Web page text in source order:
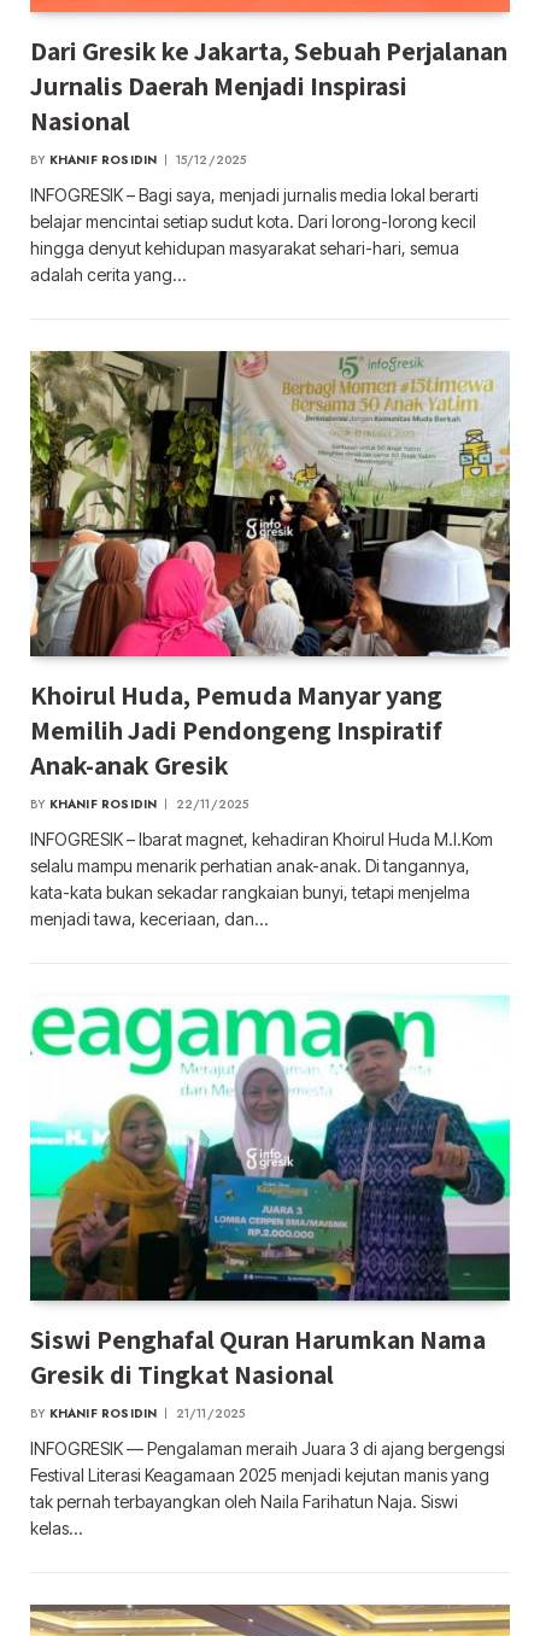
Dari Gresik ke Jakarta, Sebuah Perjalanan
Jurnalis Daerah Menjadi Inspirasi
Nasional
BY KHANIF ROSIDIN 15/12/2025
INFOGRESIK – Bagi saya, menjadi jurnalis media lokal berarti
belajar mencintai setiap sudut kota. Dari lorong-lorong kecil
hingga denyut kehidupan masyarakat sehari-hari, semua
adalah cerita yang…
Khoirul Huda, Pemuda Manyar yang
Memilih Jadi Pendongeng Inspiratif
Anak-anak Gresik
BY KHANIF ROSIDIN 22/11/2025
INFOGRESIK – Ibarat magnet, kehadiran Khoirul Huda M.I.Kom
selalu mampu menarik perhatian anak-anak. Di tangannya,
kata-kata bukan sekadar rangkaian bunyi, tetapi menjelma
menjadi tawa, keceriaan, dan…
Siswi Penghafal Quran Harumkan Nama
Gresik di Tingkat Nasional
BY KHANIF ROSIDIN 21/11/2025
INFOGRESIK — Pengalaman meraih Juara 3 di ajang bergengsi
Festival Literasi Keagamaan 2025 menjadi kejutan manis yang
tak pernah terbayangkan oleh Naila Farihatun Naja. Siswi
kelas…